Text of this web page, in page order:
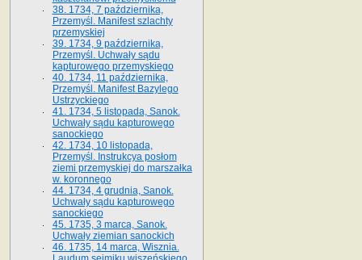
38. 1734, 7 października,
Przemyśl. Manifest szlachty
przemyskiej
39. 1734, 9 października,
Przemyśl. Uchwały sądu
kapturowego przemyskiego
40. 1734, 11 października,
Przemyśl. Manifest Bazylego
Ustrzyckiego
41. 1734, 5 listopada, Sanok.
Uchwały sądu kapturowego
sanockiego
42. 1734, 10 listopada,
Przemyśl. Instrukcya posłom
ziemi przemyskiej do marszałka
w. koronnego
44. 1734, 4 grudnia, Sanok.
Uchwały sądu kapturowego
sanockiego
45. 1735, 3 marca, Sanok.
Uchwały ziemian sanockich
46. 1735, 14 marca, Wisznia.